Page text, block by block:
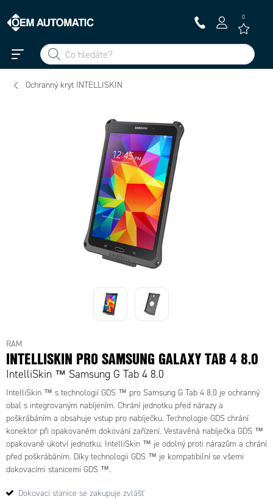
0
Ochranný kryt INTELLISKIN
RAM
INTELLISKIN PRO SAMSUNG GALAXY TAB 4 8.0
IntelliSkin ™ Samsung G Tab 4 8.0
IntelliSkin ™ s technologií GDS ™ pro Samsung G Tab 4 8.0 je ochranný
obal s integrovaným nabíjením. Chrání jednotku před nárazy a
poškrábáním a obsahuje vstup pro nabíječku. Technologie GDS chrání
konektor při opakovaném dokování zařízení. Vestavěná nabíječka GDS ™
opakovaně ukotví jednotku. IntelliSkin ™ je odolný proti nárazům a chrání
před poškrábáním. Díky technologii GDS ™ je kompatibilní se všemi
dokovacími stanicemi GDS ™.
Dokovací stanice se zakupuje zvlášť
G Tab 4 8.0